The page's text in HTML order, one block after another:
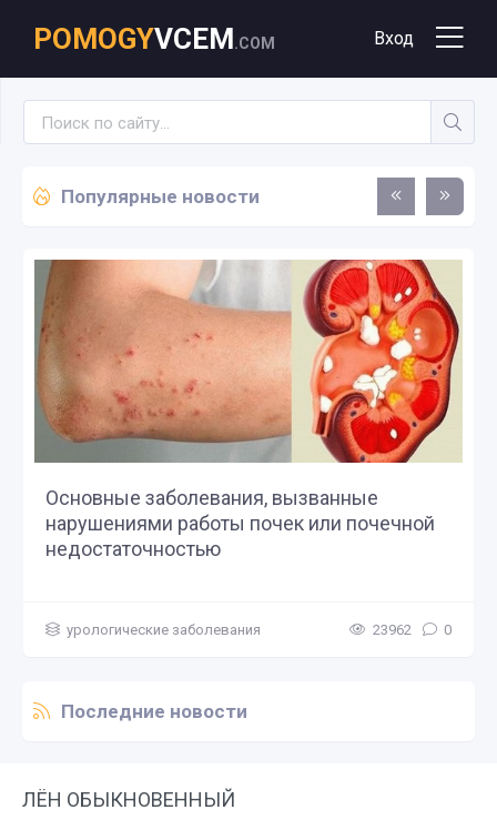
POMOGYVCEM.COM Вход
Популярные новости
Основные заболевания, вызванные
нарушениями работы почек или почечной
недостаточностью
урологические заболевания 23962 0
Последние новости
ЛЁН ОБЫКНОВЕННЫЙ